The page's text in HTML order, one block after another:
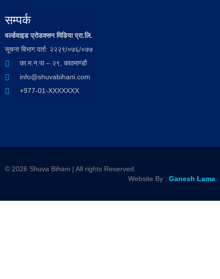
सम्पर्क
वर्ल्डवाइड प्रोडक्सन मिडिया प्रा.लि.
सूचना बिभाग दर्ता: २२२९/०७६/०७७
का.म.न.पा – २९, काठमाण्डौ
info@shuvabihani.com
+977-01-XXXXXXX
© 2026 Shuva Bihani | All rights Reserved.
Website By : Ganesh Lama